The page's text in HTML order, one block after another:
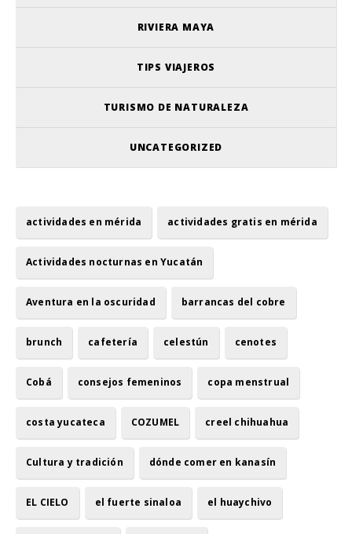
RIVIERA MAYA
TIPS VIAJEROS
TURISMO DE NATURALEZA
UNCATEGORIZED
actividades en mérida actividades gratis en mérida
Actividades nocturnas en Yucatán
Aventura en la oscuridad barrancas del cobre
brunch cafetería celestún cenotes
Cobá consejos femeninos copa menstrual
costa yucateca COZUMEL creel chihuahua
Cultura y tradición dónde comer en kanasín
EL CIELO el fuerte sinaloa el huaychivo